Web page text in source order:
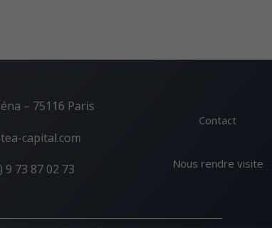
– 75116 Paris
capital.com
9 73 87 02 73
Contact
Nous rendre visite